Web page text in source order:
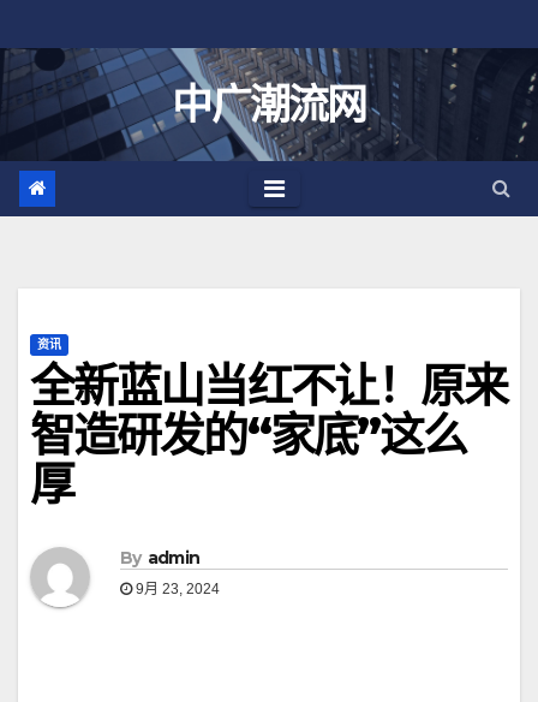
至
中广潮流网
资讯
全新蓝山当红不让！原来
智造研发的“家底”这么
厚
By admin
9月 23, 2024